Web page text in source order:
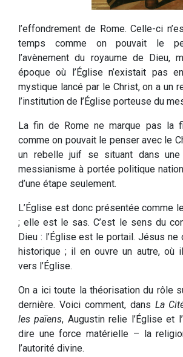
l’effondrement de Rome. Celle-ci
temps comme on pouvait le
l’avènement du royaume de Dieu,
époque où l’Église n’existait pas
mystique lancé par le Christ, on a un
l’institution de l’Église porteuse du
La fin de Rome ne marque pas la
comme on pouvait le penser avec le
un rebelle juif se situant dans
messianisme à portée politique
d’une étape seulement.
L’Église est donc présentée comme
; elle est le sas. C’est le sens du
Dieu : l’Église est le portail. Jésus ne
historique ; il en ouvre un autre, où
vers l’Église.
On a ici toute la théorisation du rôle
dernière. Voici comment, dans La
les païens, Augustin relie l’Église et
dire une force matérielle – la
l’autorité divine.